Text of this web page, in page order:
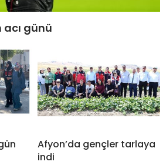
acı günü
Afyon’da gençler tarlaya
indi